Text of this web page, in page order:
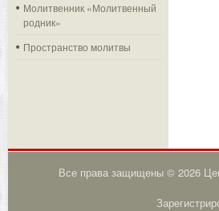
Молитвенник «Молитвенный
родник»
Пространство молитвы
Все права защищены © 2026